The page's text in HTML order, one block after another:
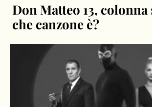
Don Matteo 13,
che canzone è?